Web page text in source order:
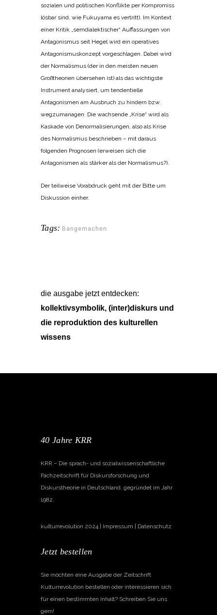
sozialen und politischen Konflikte per Kompromiss
lösbar sind, wie Fukuyama es vertritt). Im Kontext
einer Kritik „semdialektischer“ Auffassungen von
Antagonismus seit Hegel wird ein operatives
Antagonismuskonzept vorgeschlagen. Dabei wird
der Normalismus (der in den meisten neuen
Großtheorien übersehen ist) als das wichtigste
Instrument analysiert, um tendentielle
Antagonismen am Ausbruch zu hindern bzw.
wegzumanagen. Die wachsende „Krise“ wird als
Kaskade von Denormalisierungen, also als Krise
des Normalismus beschrieben – mit daraus
folgenden Prognosen (erweisen sich die
Antagonismen als stärker als der Normalismus?).
Der teilweise Vorabdruck geht mit der Bitte um
Diskussion einher.
Tags: Bangemachen
die ausgabe jetzt entdecken:
kollektivsymbolik, (inter)diskurs und
die reproduktion des kulturellen
wissens
40 Jahre KRR
KRR – Die sprach- und sozialwissenschaftliche
Fachzeitschrift für Diskursforschung und
Diskurstheorie in Deutschland, gegründet im Jahr
1982.
kulturrevolution 2024 | Impressum | Datenschutz
Jetzt bestellen
Sie möchten eine Ausgabe der Zeitschrift
Kulturrevolution bestellen oder interessieren sich
für einen bestimmten Inhalt? Schreiben Sie uns
gern!